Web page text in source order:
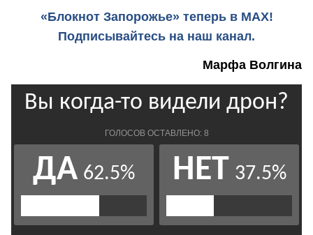
«Блокнот Запорожье» теперь в MAX!
Подписывайтесь на наш канал.
Марфа Волгина